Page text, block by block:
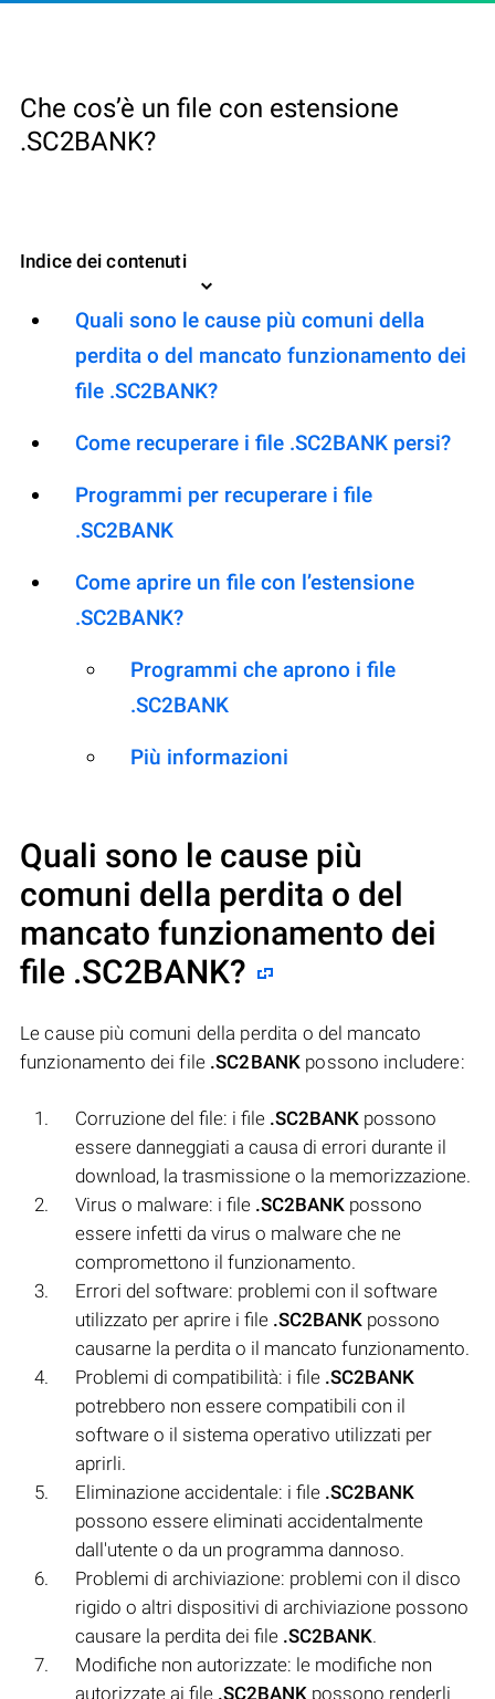
Che cos’è un file con estensione
.SC2BANK?
Indice dei contenuti
Quali sono le cause più comuni della
perdita o del mancato funzionamento dei
file .SC2BANK?
Come recuperare i file .SC2BANK persi?
Programmi per recuperare i file
.SC2BANK
Come aprire un file con l’estensione
.SC2BANK?
Programmi che aprono i file
.SC2BANK
Più informazioni
Quali sono le cause più
comuni della perdita o del
mancato funzionamento dei
file .SC2BANK?
Le cause più comuni della perdita o del mancato
funzionamento dei file .SC2BANK possono includere:
Corruzione del file: i file .SC2BANK possono
essere danneggiati a causa di errori durante il
download, la trasmissione o la memorizzazione.
Virus o malware: i file .SC2BANK possono
essere infetti da virus o malware che ne
compromettono il funzionamento.
Errori del software: problemi con il software
utilizzato per aprire i file .SC2BANK possono
causarne la perdita o il mancato funzionamento.
Problemi di compatibilità: i file .SC2BANK
potrebbero non essere compatibili con il
software o il sistema operativo utilizzati per
aprirli.
Eliminazione accidentale: i file .SC2BANK
possono essere eliminati accidentalmente
dall'utente o da un programma dannoso.
Problemi di archiviazione: problemi con il disco
rigido o altri dispositivi di archiviazione possono
causare la perdita dei file .SC2BANK.
Modifiche non autorizzate: le modifiche non
autorizzate ai file .SC2BANK possono renderli